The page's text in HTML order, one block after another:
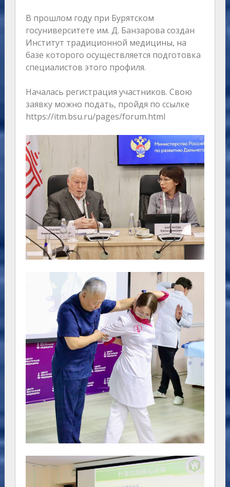
В прошлом году при Бурятском
госуниверситете им. Д. Банзарова создан
Институт традиционной медицины, на
базе которого осуществляется подготовка
специалистов этого профиля.
Началась регистрация участников. Свою
заявку можно подать, пройдя по ссылке
https://itm.bsu.ru/pages/forum.html